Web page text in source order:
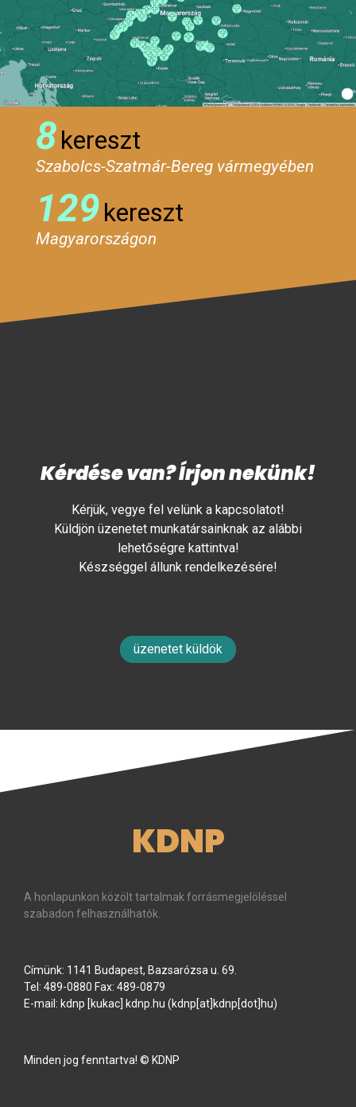
8kereszt
Szabolcs-Szatmár-Bereg vármegyében
129kereszt
Magyarországon
Kérdése van? Írjon nekünk!
Kérjük, vegye fel velünk a kapcsolatot!
Küldjön üzenetet munkatársainknak az alábbi
lehetőségre kattintva!
Készséggel állunk rendelkezésére!
üzenetet küldök
KDNP
A honlapunkon közölt tartalmak forrásmegjelöléssel
szabadon felhasználhatók.
Címünk: 1141 Budapest, Bazsarózsa u. 69.
Tel: 489-0880 Fax: 489-0879
E-mail: kdnp [kukac] kdnp hu (kdnp[at]kdnp[dot]hu)
Minden jog fenntartva! © KDNP